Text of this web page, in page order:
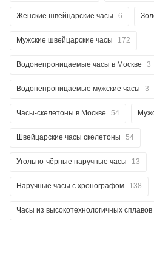
Женские швейцарские часы 6
Мужские швейцарские часы 172
Водонепроницаемые часы в Москве 3
Водонепроницаемые мужские часы 3
Часы-скелетоны в Москве 54
Швейцарские часы скелетоны 54
Угольно-чёрные наручные часы 13
Наручные часы с хронографом 138
Часы из высокотехнологичных сплавов